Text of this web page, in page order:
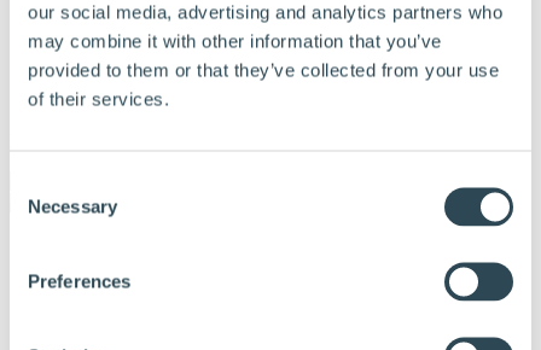
our social media, advertising and analytics partners who
may combine it with other information that you’ve
provided to them or that they’ve collected from your use
of their services.
Selection
Necessary
Preferences
Vanliga frågor